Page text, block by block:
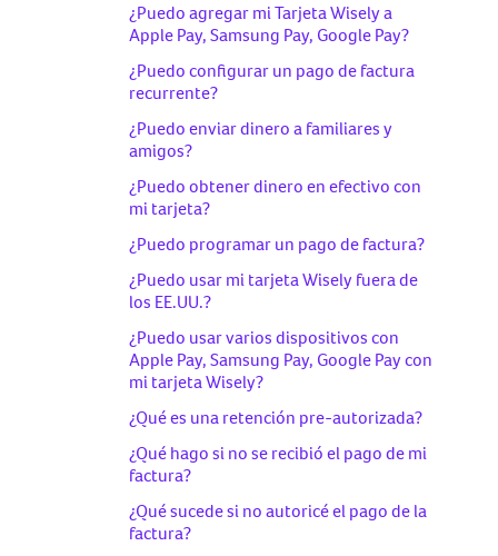
¿Puedo agregar mi Tarjeta Wisely a
Apple Pay, Samsung Pay, Google Pay?
¿Puedo configurar un pago de factura
recurrente?
¿Puedo enviar dinero a familiares y
amigos?
¿Puedo obtener dinero en efectivo con
mi tarjeta?
¿Puedo programar un pago de factura?
¿Puedo usar mi tarjeta Wisely fuera de
los EE.UU.?
¿Puedo usar varios dispositivos con
Apple Pay, Samsung Pay, Google Pay con
mi tarjeta Wisely?
¿Qué es una retención pre-autorizada?
¿Qué hago si no se recibió el pago de mi
factura?
¿Qué sucede si no autoricé el pago de la
factura?